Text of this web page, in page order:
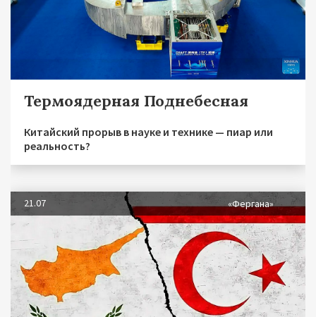
Термоядерная Поднебесная
Китайский прорыв в науке и технике — пиар или
реальность?
21.07 «Фергана»